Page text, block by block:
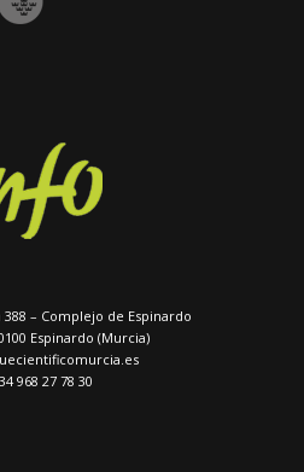
– Complejo de Espinardo
Espinardo (Murcia)
968 27 78 30